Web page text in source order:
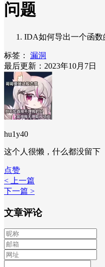
问题
IDA如何导出一个函数
标签：
漏洞
最后更新：2023年10月7日
hu1y40
这个人很懒，什么都没留下
点赞
< 上一篇
下一篇 >
文章评论